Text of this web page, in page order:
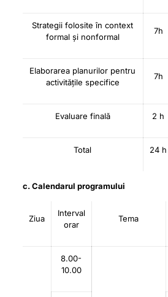
Strategii folosite în context
formal și nonformal
7h
Elaborarea planurilor pentru
activitățile specifice
7h
Evaluare finală 2 h
Total 24 h
c. Calendarul programului
Ziua
Interval
orar
Tema
8.00-
10.00